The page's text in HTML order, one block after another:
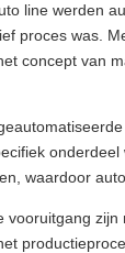
line werden
proces was.
concept van
waardoor
vooruitgang